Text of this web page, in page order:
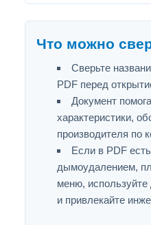
Что можно
Сверьте
PDF перед
Документ
характеристики,
производителя по
Если в PDF
дымоудалением,
меню, используйте
и привлекайте